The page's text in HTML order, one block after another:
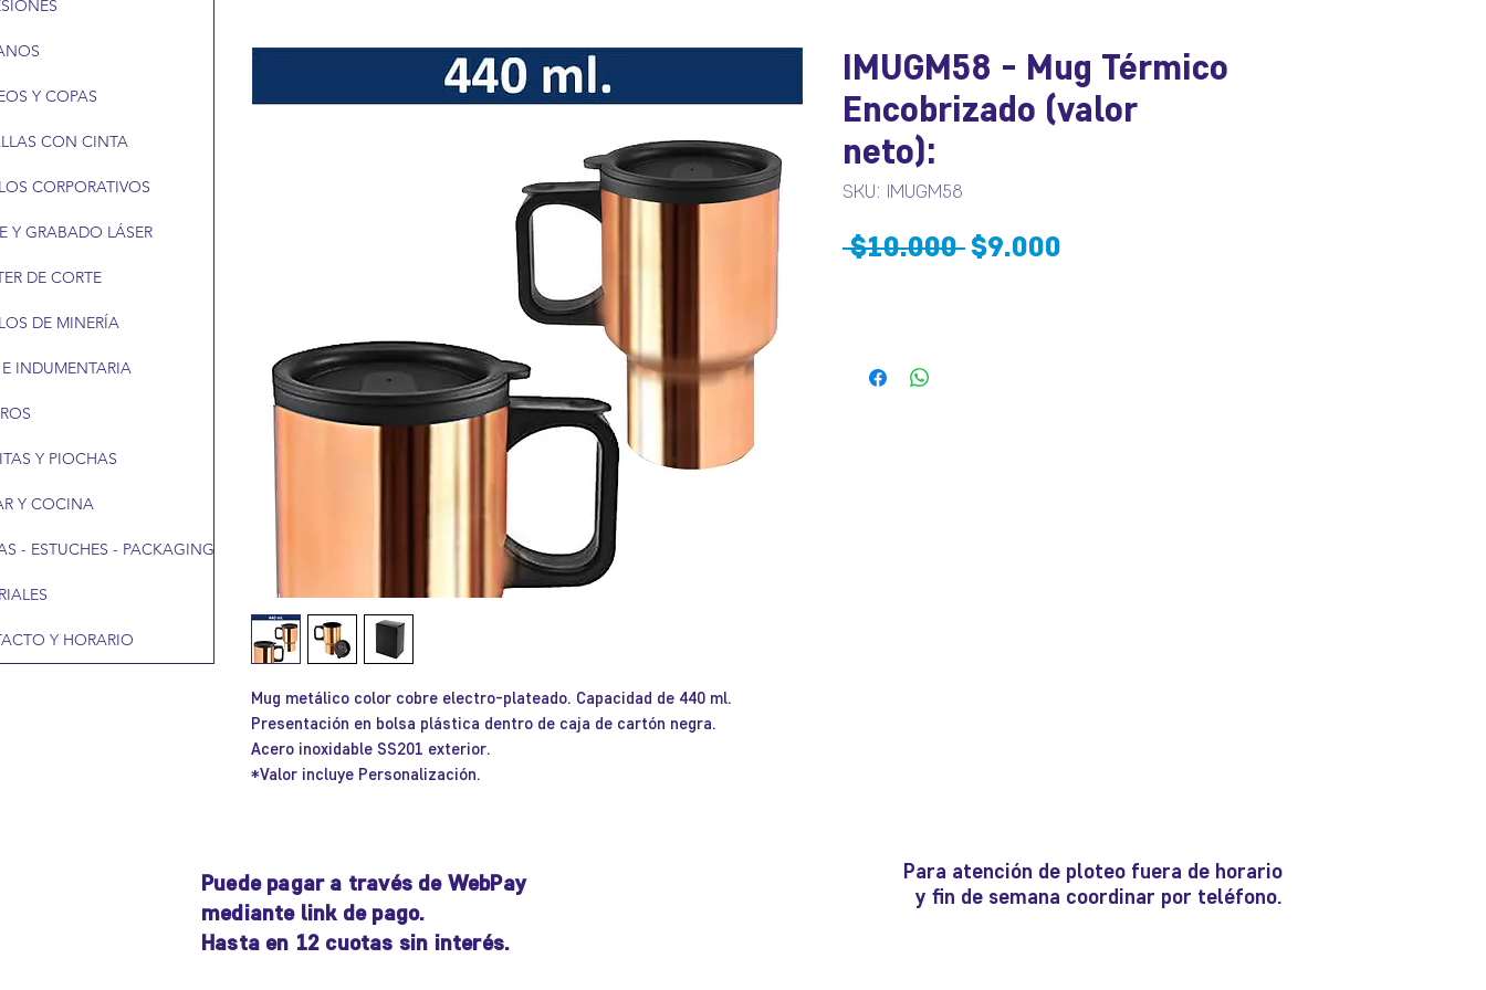
Mug metálico color cobre electro-plateado. Capacidad de 440 ml.
Presentación en bolsa plástica dentro de caja de cartón negra.
Acero inoxidable SS201 exterior.
*Valor incluye Personalización.
IMUGM58 - Mug Térmico
Encobrizado (valor
neto):
SKU: IMUGM58
$10.000 Precio
$9.000
Y COPAS
CON CINTA
CORPORATIVOS
Y GRABADO LÁSER
DE CORTE
DE MINERÍA
INDUMENTARIA
Y PIOCHAS
Y COCINA
- ESTUCHES - PACKAGING
Y HORARIO
Puede pagar a través de WebPay
mediante link de pago.
Hasta en 12 cuotas sin interés.
Para atención de ploteo fuera de horario
y fin de semana coordinar por teléfono.